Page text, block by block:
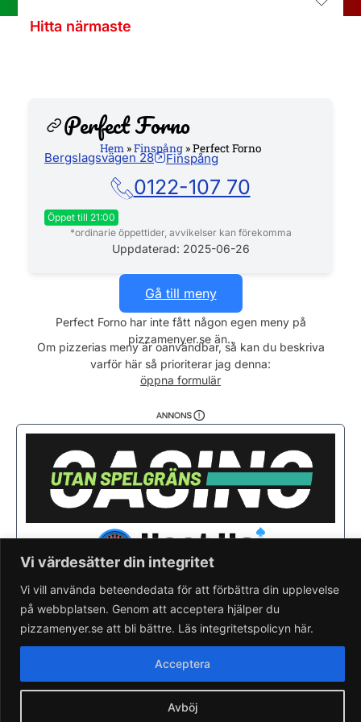
Vi värdesätter din integritet
Vi vill använda beteendedata för att förbättra din upplevelse
på webbplatsen. Genom att acceptera hjälper du
pizzamenyer.se att bli bättre. Läs integritetspolicyn här.
Avböj
Acceptera
Hitta närmaste
Perfect Forno
Hem »Finspång »Perfect Forno
Bergslagsvägen 28 Finspång
0122-107 70
Öppet till 21:00
Måndag 11:00 - 21:00
11:00 - 21:00
Onsdag 11:00 - 21:00
Torsdag 11:00 - 21:00
11:00 - 21:00
Söndag
12:00 - 21:00
*ordinarie öppettider, avvikelser kan förekomma
Uppdaterad: 2025-06-26
Gå till meny
Perfect Forno har inte fått någon egen meny på
pizzamenyer.se än..
Om pizzerias meny är oanvändbar, så kan du beskriva
varför här så prioriterar jag denna:
öppna formulär
Saknar du din pizzeria?Lägg till pizzeria.
Skapa gratis pizzeria-hemsida
Läs om pizzamenyer.se
Artiklar & nyheter
Rensa cookieval